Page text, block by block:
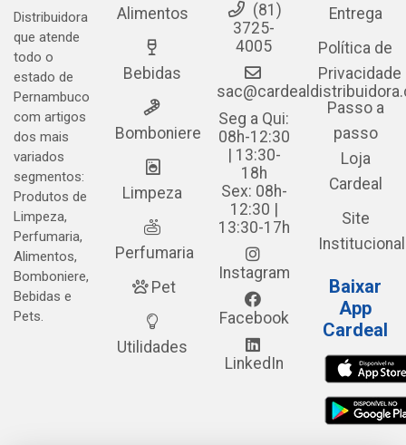
Distribuidora
que atende
todo o
estado de
Pernambuco
com artigos
dos mais
variados
segmentos:
Produtos de
Limpeza,
Perfumaria,
Alimentos,
Bomboniere,
Bebidas e
Pets.
Alimentos
Bebidas
Bomboniere
Limpeza
Perfumaria
Pet
Utilidades
(81)
3725-
4005
Seg a Qui:
08h-12:30
| 13:30-
18h
Sex: 08h-
12:30 |
13:30-17h
Instagram
Facebook
LinkedIn
Entrega
Política de
Privacidade
Passo a
passo
Loja
Cardeal
Site
Institucional
Baixar
App
Cardeal